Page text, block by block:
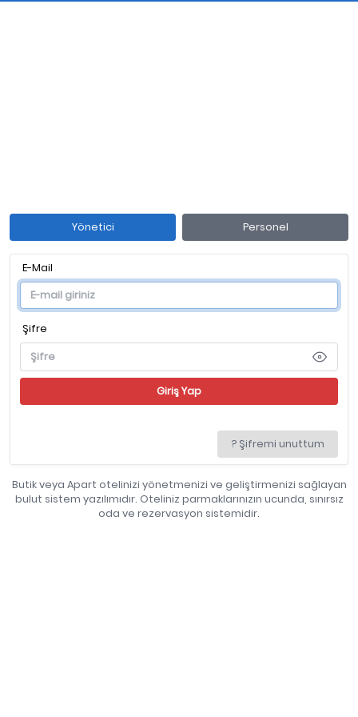
E-Mail
Şifre
? Şifremi unuttum
Butik veya Apart otelinizi yönetmenizi ve geliştirmenizi sağlayan
bulut sistem yazılımıdır. Oteliniz parmaklarınızın ucunda, sınırsız
oda ve rezervasyon sistemidir.